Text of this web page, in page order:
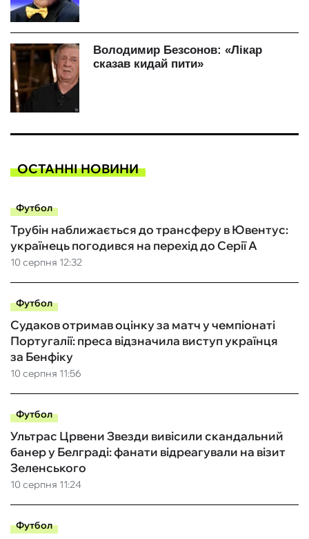
ОСТАННІ НОВИНИ
Футбол
10 серпня 12:32
Трубін наближається до трансферу в Ювентус:
українець погодився на перехід до Серії А
Футбол
10 серпня 11:56
Судаков отримав оцінку за матч у чемпіонаті
Португалії: преса відзначила виступ українця
за Бенфіку
Футбол
10 серпня 11:24
Ультрас Црвени Звезди вивісили скандальний
банер у Белграді: фанати відреагували на візит
Зеленського
Футбол